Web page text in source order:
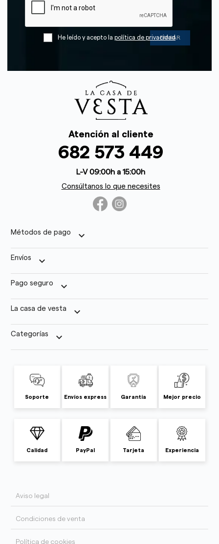
He leído y acepto la política de privacidad
Atención al cliente
682 573 449
L-V 09:00h a 15:00h
Consúltanos lo que necesites
Métodos de pago keyboard_arrow_down
Envíos keyboard_arrow_down
Pago seguro keyboard_arrow_down
La casa de vesta keyboard_arrow_down
Categorías keyboard_arrow_down
Soporte Envíos express Garantía Mejor precio
Calidad PayPal Tarjeta Experiencia
Aviso legal
Condiciones de venta
Política de cookies